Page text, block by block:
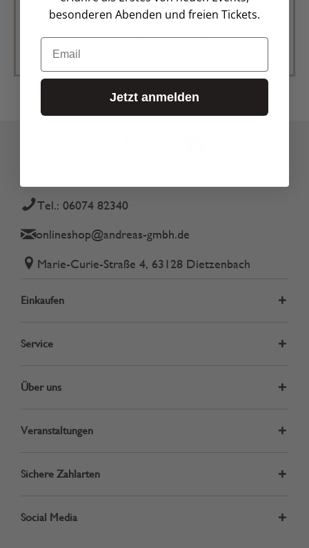
verpasse keine Angebote mehr
Zur Newsletter Anmeldung
Tel.: 06074 82340
onlineshop@andreas-gmbh.de
Marie-Curie-Straße 4, 63128 Dietzenbach
Einkaufen
Service
Über uns
Veranstaltungen
Sichere Zahlarten
Social Media
besonderen Abenden und freien Tickets.
Email
Jetzt anmelden